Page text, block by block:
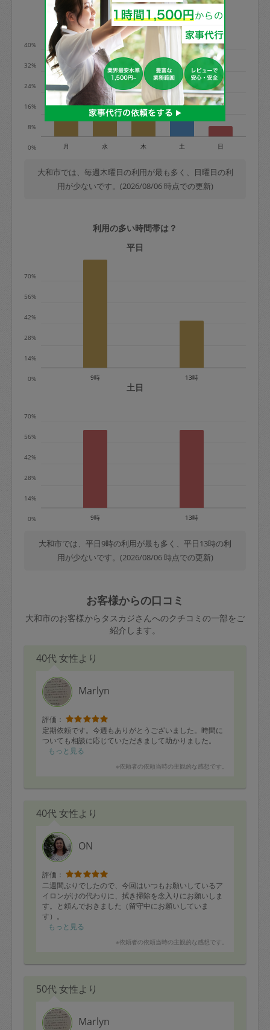
※例：依頼日時／土曜日午前9時開始の場
合、水曜日午前9時以降はキャンセル料が
発生
水曜日9時〜金曜日9時まで＝依頼料金の
50%
金曜日9時～土曜日8時まで＝依頼金額の
100%
土曜日8時〜実施時間＝依頼金額の100%
＋交通費全額
依頼者不在による当日キャンセル＝依頼
金額の100%＋交通費全額
定期契約をキャンセルする場合、毎週定
期は月2回まで隔週定期は月1回までキャ
ンセル料は発生しません。それ以上はキ
※キャンセル料金の設定について：
相当で料金設定されています。
利用します。注意しなくてはいけない点
はありますか？
利用の多い曜日は？
0%
8%
16%
24%
32%
40%
月 水 木 土 日
大和市では、毎週木曜日の利用が最も多く、日曜日の利
用が少ないです。(2026/08/06 時点での更新)
利用の多い時間帯は？
平日
0%
14%
28%
42%
56%
70%
9時 13時
土日
0%
14%
28%
42%
56%
70%
9時 13時
大和市では、平日9時の利用が最も多く、平日13時の利
用が少ないです。(2026/08/06 時点での更新)
お客様からの口コミ
大和市のお客様からタスカジさんへのクチコミの一部をご
紹介します。
40代 女性より
Marlyn
評価：
定期依頼です。今週もありがとうございました。時間に
ついても相談に応じていただきまして助かりました。
もっと見る
※依頼者の依頼当時の主観的な感想です。
40代 女性より
ON
評価：
二週間ぶりでしたので、今回はいつもお願いしているア
イロンがけの代わりに、拭き掃除を念入りにお願いしま
す。と頼んでおきました（留守中にお願いしていま
す）。
ブラインドやソファの下もきちんと拭いてくれて、終わ
たので、お掃除の様子がわかってありがたかったです。
き、時間が来たのでもういいよーと伝えても、最後まで
今年もお世話になりますが、どうぞよろしくお願いしま
もっと見る
※依頼者の依頼当時の主観的な感想です。
50代 女性より
Marlyn